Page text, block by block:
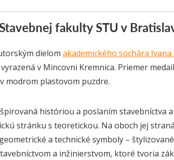
fakulty STU v
dielom akademického sochára Ivana
v Mincovni Kremnica. Priemer
modrom plastovom puzdre.
históriou a poslaním stavebníctva
stránku s teoretickou. Na oboch jej
a technické symboly –
a inžinierstvom, ktoré tvoria